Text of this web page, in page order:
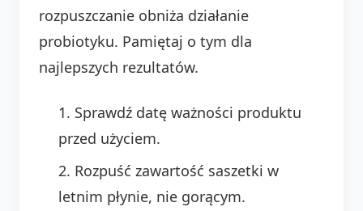
rozpuszczanie obniża działanie
probiotyku. Pamiętaj o tym dla
najlepszych rezultatów.
Sprawdź datę ważności produktu
przed użyciem.
Rozpuść zawartość saszetki w
letnim płynie, nie gorącym.